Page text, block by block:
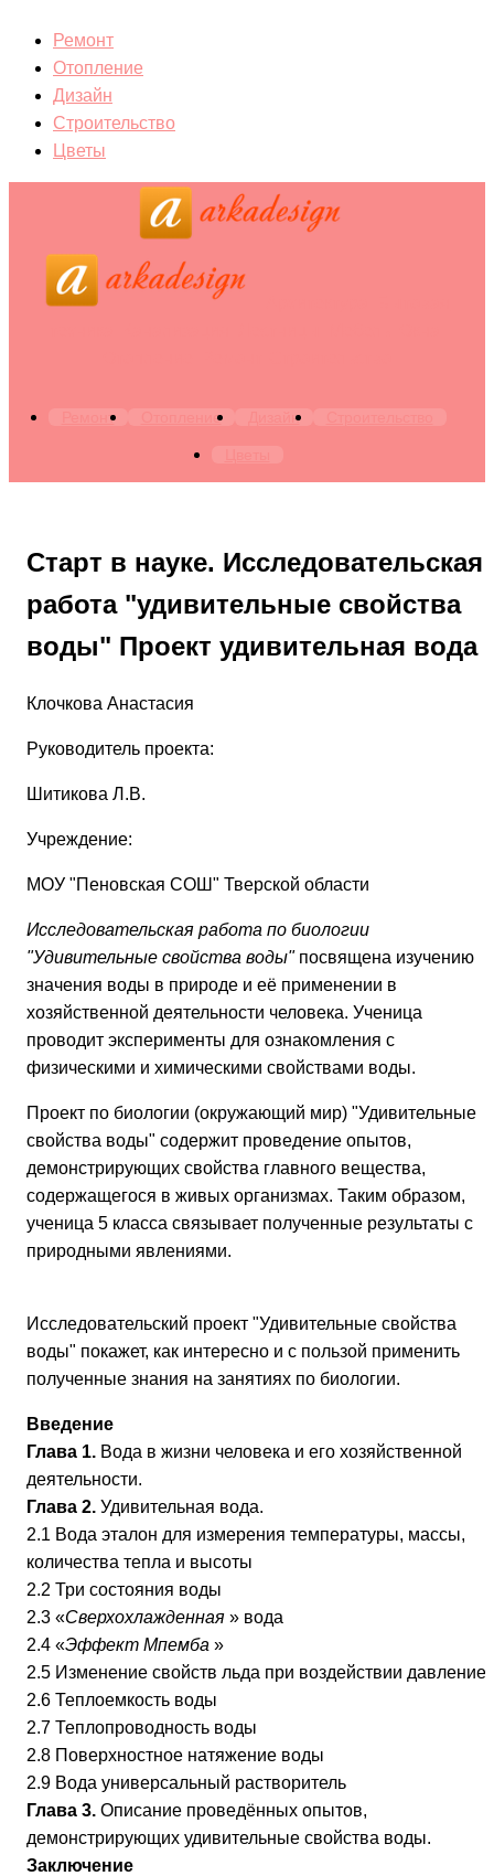
Ремонт
Отопление
Дизайн
Строительство
Цветы
Ремонт Отопление Дизайн
Старт в науке. Исследовательская
работа "удивительные свойства
воды" Проект удивительная вода
Клочкова Анастасия
Руководитель проекта:
Шитикова Л.В.
Учреждение:
МОУ "Пеновская СОШ" Тверской области
Исследовательская работа по биологии
"Удивительные свойства воды" посвящена изучению
значения воды в природе и её применении в
хозяйственной деятельности человека. Ученица
проводит эксперименты для ознакомления с
физическими и химическими свойствами воды.
Проект по биологии (окружающий мир) "Удивительные
свойства воды" содержит проведение опытов,
демонстрирующих свойства главного вещества,
содержащегося в живых организмах. Таким образом,
ученица 5 класса связывает полученные результаты с
природными явлениями.
Исследовательский проект "Удивительные свойства
воды" покажет, как интересно и с пользой применить
полученные знания на занятиях по биологии.
Введение
Глава 1. Вода в жизни человека и его хозяйственной
деятельности.
Глава 2. Удивительная вода.
2.1 Вода эталон для измерения температуры, массы,
количества тепла и высоты
2.2 Три состояния воды
2.3 «Сверхохлажденная » вода
2.4 «Эффект Мпемба »
2.5 Изменение свойств льда при воздействии
2.6 Теплоемкость воды
2.7 Теплопроводность воды
2.8 Поверхностное натяжение воды
2.9 Вода универсальный растворитель
Глава 3. Описание проведённых опытов,
демонстрирующих удивительные свойства воды.
Заключение